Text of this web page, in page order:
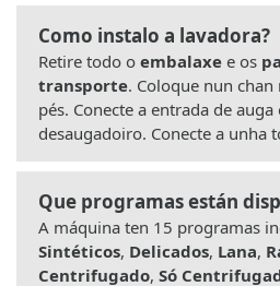
Como instalo a lavadora?
Retire todo o embalaxe e os
transporte. Coloque nun
pés. Conecte a entrada de
desaugadoiro. Conecte a unha
Que programas están
A máquina ten 15 programas
Sintéticos, Delicados, Lana,
Centrifugado, Só